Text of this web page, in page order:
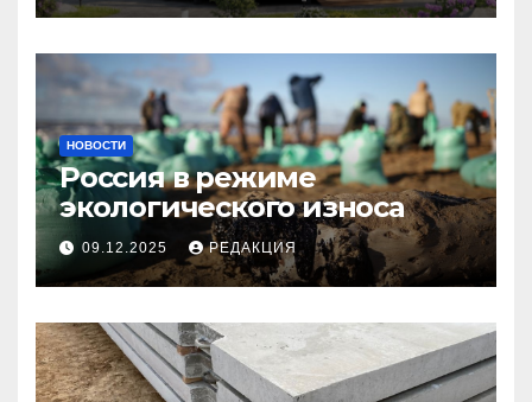
НОВОСТИ
Россия в режиме
экологического износа
09.12.2025 РЕДАКЦИЯ